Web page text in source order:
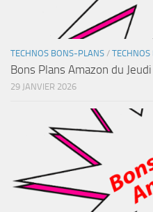
TECHNOS BONS-PLANS /
Bons Plans Amazon du
29 JANVIER 2026